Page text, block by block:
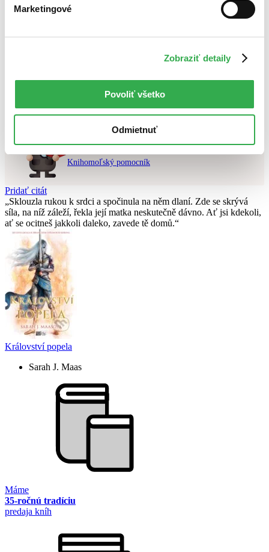
Marketingové
Zobraziť detaily
Povoliť všetko
Odmietnuť
Najlacnejšie
Skúste prosím zmeniť vyhľadávaný výraz.
Chcete poradiť knihu?
Knihomoľský pomocník
Pridať citát
Sklouzla rukou k srdci a spočinula na něm dlaní. Zde se skrývá
síla, na níž záleží, řekla její matka neskutečně dávno. Ať jsi kdekoli,
ať se ocitneš jakkoli daleko, zavede tě domů.
Království popela
Sarah J. Maas
Máme
35-ročnú tradíciu
predaja kníh